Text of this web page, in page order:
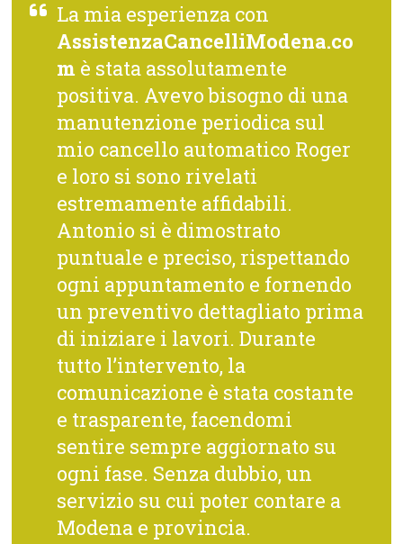
La mia esperienza con
AssistenzaCancelliModena.co
m è stata assolutamente
positiva. Avevo bisogno di una
manutenzione periodica sul
mio cancello automatico Roger
e loro si sono rivelati
estremamente affidabili.
Antonio si è dimostrato
puntuale e preciso, rispettando
ogni appuntamento e fornendo
un preventivo dettagliato prima
di iniziare i lavori. Durante
tutto l’intervento, la
comunicazione è stata costante
e trasparente, facendomi
sentire sempre aggiornato su
ogni fase. Senza dubbio, un
servizio su cui poter contare a
Modena e provincia.